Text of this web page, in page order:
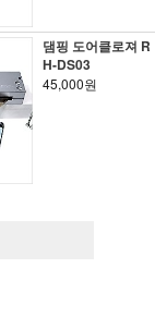
댐핑 도어클로져 R
H-DS03
45,000원